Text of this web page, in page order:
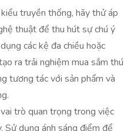
truyền thống, hãy thử áp
thuật để thu hút sự chú ý
các kệ đa chiều hoặc
ra trải nghiệm mua sắm thú
tương tác với sản phẩm và
trò quan trọng trong việc
Sử dụng ánh sáng điểm để